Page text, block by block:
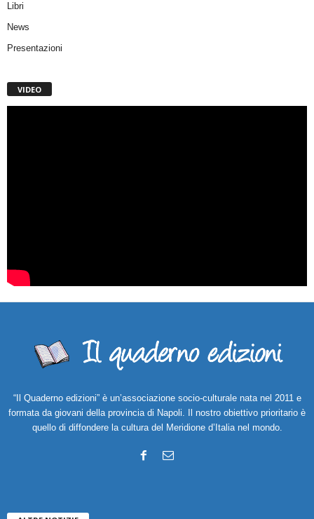
Libri
News
Presentazioni
VIDEO
“Il Quaderno edizioni” è un’associazione socio-culturale nata nel 2011 e
formata da giovani della provincia di Napoli. Il nostro obiettivo prioritario è
quello di diffondere la cultura del Meridione d’Italia nel mondo.